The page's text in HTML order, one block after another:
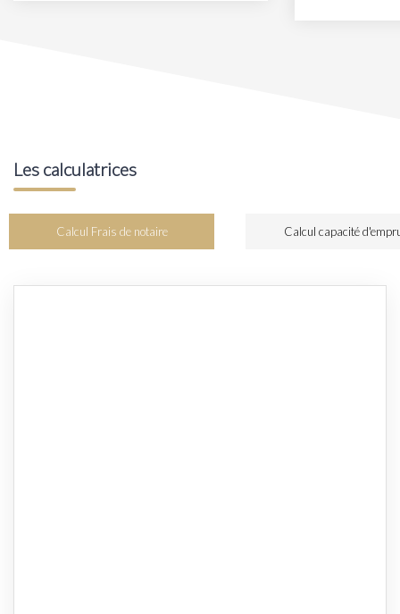
Les calculatrices
Calcul Frais de notaire Calcul capacité